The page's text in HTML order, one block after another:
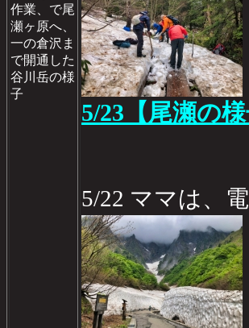
作業、で尾
瀬ヶ原へ、
一の倉沢ま
で開通した
谷川岳の様
子
5/23【尾瀬の様
5/22 ママは、